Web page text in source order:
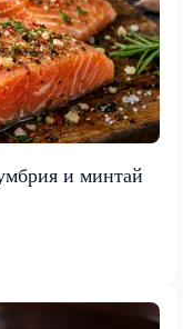
и минтай